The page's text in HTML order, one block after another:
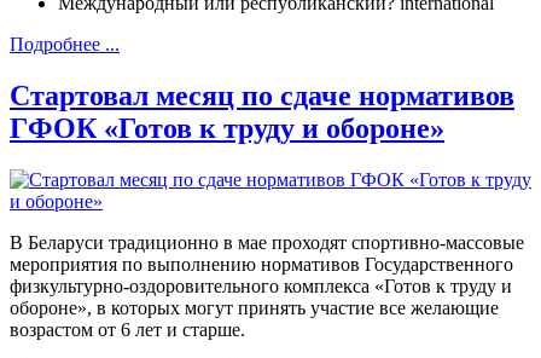
Подробнее ...
Стартовал месяц по сдаче нормативов
ГФОК «Готов к труду и обороне»
В Беларуси традиционно в мае проходят спортивно-массовые
мероприятия по выполнению нормативов Государственного
физкультурно-оздоровительного комплекса «Готов к труду и
обороне», в которых могут принять участие все желающие
возрастом от 6 лет и старше.